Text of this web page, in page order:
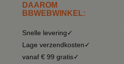
DAAROM
BBWEBWINKEL:
Snelle levering✓
Lage verzendkosten✓
vanaf € 99 gratis✓